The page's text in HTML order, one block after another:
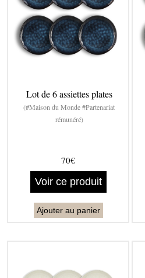
Lot de 6 assiettes plates
(#Maison du Monde #Partenariat
rémunéré)
70€
Voir ce produit
Ajouter au panier